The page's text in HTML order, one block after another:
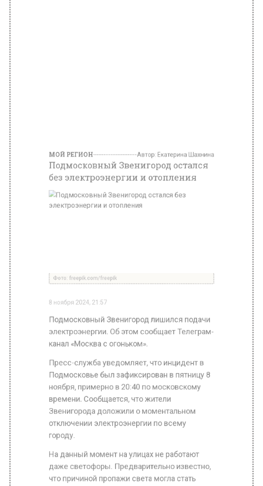
Фото: freepik.com/freepik
канал «Москва с огоньком».
Пресс-служба уведомляет, что инцидент в
Подмосковье был зафиксирован в пятницу 8
ноября, примерно в 20:40 по московскому
Звенигорода доложили о моментальном
отключении электроэнергии по всему
городу.
На данный момент на улицах не работают
даже светофоры. Предварительно известно,
что причиной пропажи света могла стать
аварийная ситуация на подстанции.